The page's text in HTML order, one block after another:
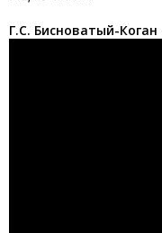
Г.С. Бисноватый-